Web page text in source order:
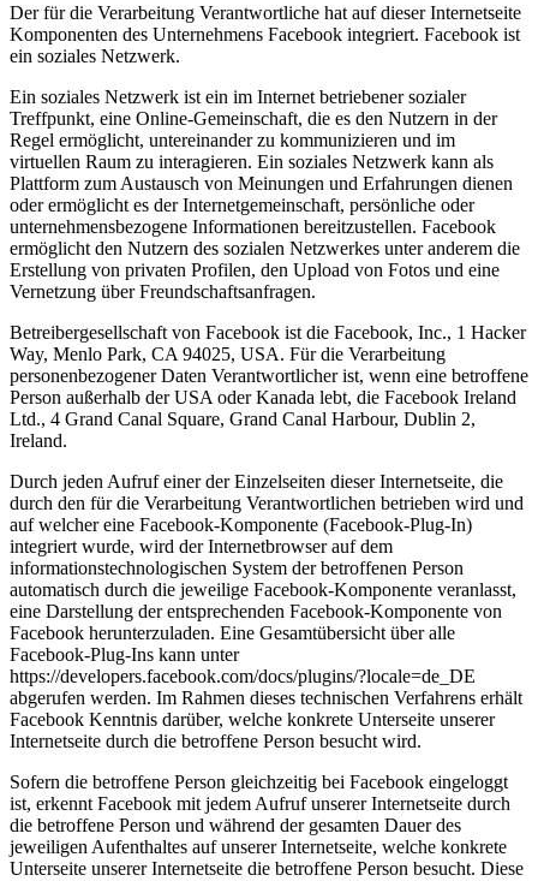
Der für die Verarbeitung Verantwortliche hat auf dieser Internetseite
Komponenten des Unternehmens Facebook integriert. Facebook ist
ein soziales Netzwerk.
Ein soziales Netzwerk ist ein im Internet betriebener sozialer
Treffpunkt, eine Online-Gemeinschaft, die es den Nutzern in der
Regel ermöglicht, untereinander zu kommunizieren und im
virtuellen Raum zu interagieren. Ein soziales Netzwerk kann als
Plattform zum Austausch von Meinungen und Erfahrungen dienen
oder ermöglicht es der Internetgemeinschaft, persönliche oder
unternehmensbezogene Informationen bereitzustellen. Facebook
ermöglicht den Nutzern des sozialen Netzwerkes unter anderem die
Erstellung von privaten Profilen, den Upload von Fotos und eine
Vernetzung über Freundschaftsanfragen.
Betreibergesellschaft von Facebook ist die Facebook, Inc., 1 Hacker
Way, Menlo Park, CA 94025, USA. Für die Verarbeitung
personenbezogener Daten Verantwortlicher ist, wenn eine betroffene
Person außerhalb der USA oder Kanada lebt, die Facebook Ireland
Ltd., 4 Grand Canal Square, Grand Canal Harbour, Dublin 2,
Ireland.
Durch jeden Aufruf einer der Einzelseiten dieser Internetseite, die
durch den für die Verarbeitung Verantwortlichen betrieben wird und
auf welcher eine Facebook-Komponente (Facebook-Plug-In)
integriert wurde, wird der Internetbrowser auf dem
informationstechnologischen System der betroffenen Person
automatisch durch die jeweilige Facebook-Komponente veranlasst,
eine Darstellung der entsprechenden Facebook-Komponente von
Facebook herunterzuladen. Eine Gesamtübersicht über alle
Facebook-Plug-Ins kann unter
https://developers.facebook.com/docs/plugins/?locale=de_DE
abgerufen werden. Im Rahmen dieses technischen Verfahrens erhält
Facebook Kenntnis darüber, welche konkrete Unterseite unserer
Internetseite durch die betroffene Person besucht wird.
Sofern die betroffene Person gleichzeitig bei Facebook eingeloggt
ist, erkennt Facebook mit jedem Aufruf unserer Internetseite durch
die betroffene Person und während der gesamten Dauer des
jeweiligen Aufenthaltes auf unserer Internetseite, welche konkrete
Unterseite unserer Internetseite die betroffene Person besucht. Diese